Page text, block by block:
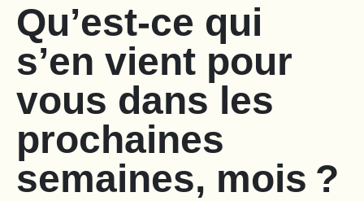
Qu’est-ce qui
s’en vient pour
vous dans les
prochaines
semaines, mois ?